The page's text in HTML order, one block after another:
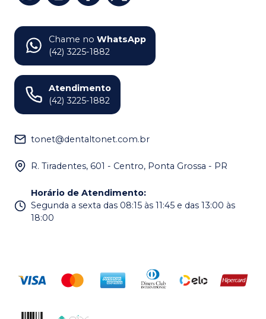
Chame no WhatsApp
(42) 3225-1882
Atendimento
(42) 3225-1882
tonet@dentaltonet.com.br
R. Tiradentes, 601 - Centro, Ponta Grossa - PR
Horário de Atendimento:
Segunda a sexta das 08:15 às 11:45 e das 13:00 às
18:00